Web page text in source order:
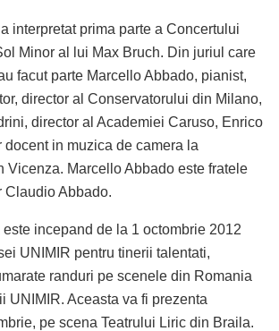
interpretat prima parte a Concertului
Minor al lui Max Bruch. Din juriul care
facut parte Marcello Abbado, pianist,
director al Conservatorului din Milano,
director al Academiei Caruso, Enrico
docent in muzica de camera la
Vicenza. Marcello Abbado este fratele
Claudio Abbado.
incepand de la 1 octombrie 2012
UNIMIR pentru tinerii talentati,
randuri pe scenele din Romania
UNIMIR. Aceasta va fi prezenta
pe scena Teatrului Liric din Braila.